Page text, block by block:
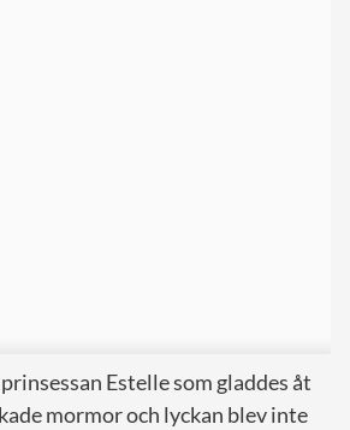
Estelle som gladdes åt
mormor och lyckan blev inte